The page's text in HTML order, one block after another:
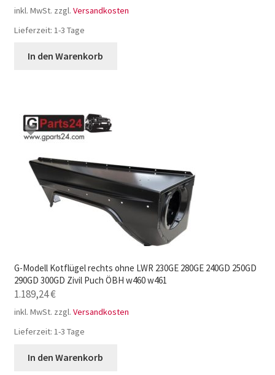
inkl. MwSt. zzgl. Versandkosten
Lieferzeit: 1-3 Tage
In den Warenkorb
G-Modell Kotflügel rechts ohne LWR 230GE 280GE 240GD 250GD
290GD 300GD Zivil Puch ÖBH w460 w461
1.189,24€
inkl. MwSt. zzgl. Versandkosten
Lieferzeit: 1-3 Tage
In den Warenkorb